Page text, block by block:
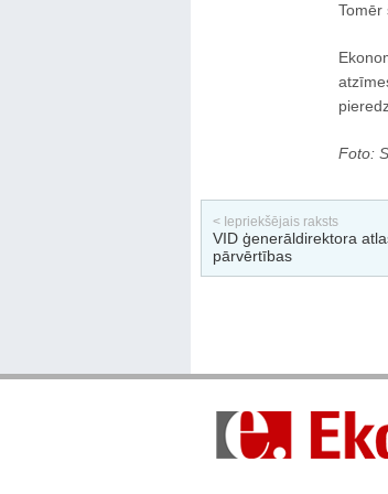
Tomēr
Foto:
< Iepriekšējais raksts
VID ģenerāldirektora
pārvērtības